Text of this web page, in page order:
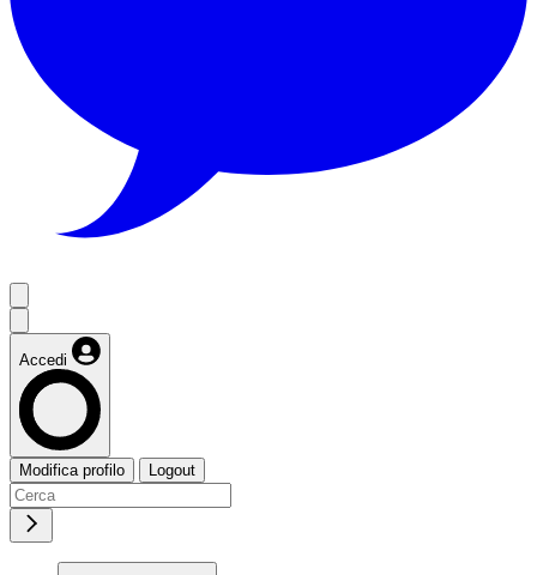
Accedi
Modifica profilo Logout